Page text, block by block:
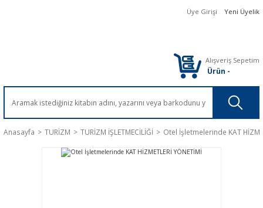
Üye Girişi Yeni Üyelik
Alışveriş Sepetim
Ürün -
Anasayfa TURİZM TURİZM İŞLETMECİLİĞİ Otel İşletmelerinde KAT